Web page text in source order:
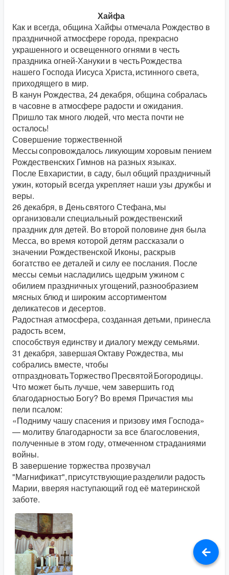
Хайфа
Как и всегда, община Хайфы отмечала Рождество в
праздничной атмосфере города, прекрасно
украшенного и освещенного огнями в честь
праздника огней-Хануки и в честь Рождества
нашего Господа Иисуса Христа, истинного света,
приходящего в мир.
В канун Рождества, 24 декабря, община собралась
в часовне в атмосфере радости и ожидания.
Пришло так много людей, что места почти не
осталось!
Совершение торжественной
Мессы сопровождалось ликующим хоровым пением
Рождественских Гимнов на разных языках.
После Евхаристии, в саду, был общий праздничный
ужин, который всегда укрепляет наши узы дружбы и
веры.
26 декабря, в День святого Стефана, мы
организовали специальный рождественский
праздник для детей. Во второй половине дня была
Месса, во время которой детям рассказали о
значении Рождественской Иконы, раскрыв
богатство ее деталей и силу ее послания. После
мессы семьи насладились щедрым ужином с
обилием праздничных угощений, разнообразием
мясных блюд и широким ассортиментом
деликатесов и десертов.
Радостная атмосфера, созданная детьми, принесла
радость всем,
способствуя единству и диалогу между семьями.
31 декабря, завершая Октаву Рождества, мы
собрались вместе, чтобы
отпраздновать Торжество Пресвятой Богородицы.
Что может быть лучше, чем завершить год
благодарностью Богу? Во время Причастия мы
пели псалом:
«Подниму чашу спасения и призову имя Господа»
— молитву благодарности за все благословения,
полученные в этом году, отмеченном страданиями
войны.
В завершение торжества прозвучал
"Магнификат", присутствующие разделили радость
Марии, вверяя наступающий год её материнской
заботе.